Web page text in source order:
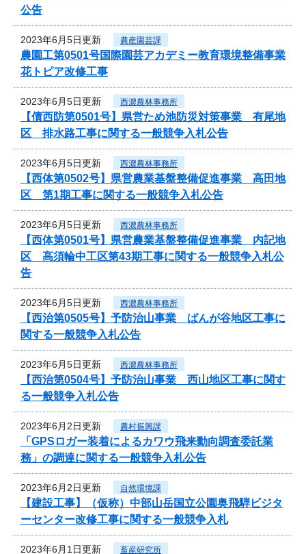
公告
2023年6月5日更新 農産園芸課
農園工第0501号国際園芸アカデミー教育環境整備事業
花トピア改修工事
2023年6月5日更新 西濃農林事務所
【債西防第0501号】県営ため池防災対策事業 有尾地
区 排水路工事に関する一般競争入札公告
2023年6月5日更新 西濃農林事務所
【西体第0502号】県営農業基盤整備促進事業 高田地
区 第1期工事に関する一般競争入札公告
2023年6月5日更新 西濃農林事務所
【西体第0501号】県営農業基盤整備促進事業 内記地
区 高須輪中工区第43期工事に関する一般競争入札公
告
2023年6月5日更新 西濃農林事務所
【西治第0505号】予防治山事業 ばんが谷地区工事に
関する一般競争入札公告
2023年6月5日更新 西濃農林事務所
【西治第0504号】予防治山事業 西山地区工事に関す
る一般競争入札公告
2023年6月2日更新 農村振興課
「GPSロガー装着によるカワウ飛来動向調査委託業
務」の調達に関する一般競争入札公告
2023年6月2日更新 自然環境課
【建設工事】（仮称）中部山岳国立公園奥飛騨ビジタ
ーセンター改修工事に関する一般競争入札
2023年6月1日更新 畜産研究所